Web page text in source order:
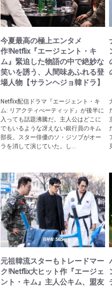
今夏最高の極上エンタメ
作!Netflix『エージェント・キ
ム』緊迫した物語の中で絶妙な
笑いを誘う、人間味あふれる登
場人物【サランヘジョ韓ドラ】
Netflix配信ドラマ『エージェント・キ
ム: リアクティべーティッド』が後半に
入っても話題沸騰だ。主人公はどこに
でもいるような冴えない銀行員のキム
部長。スター俳優のソ・ジソブがオー
ラを消して演じていた。し...
元祖韓流スターもトレードマー
ク!Netflix大ヒット作『エージェ
ント・キム』主人公キム、盟友